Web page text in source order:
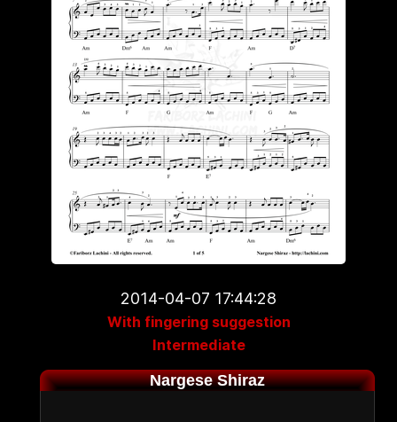
2014-04-07 17:44:28
With fingering suggestion
Intermediate
Nargese Shiraz